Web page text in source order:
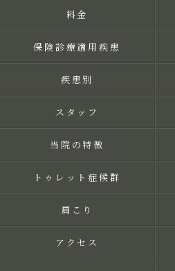
料金
保険診療適用疾患
疾患別
スタッフ
当院の特徴
トゥレット症候群
肩こり
アクセス